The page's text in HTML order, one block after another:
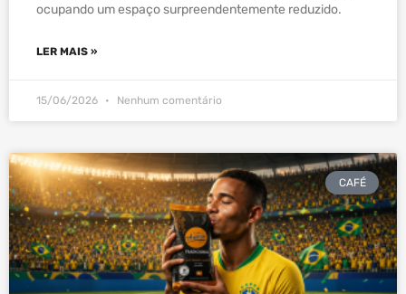
ocupando um espaço surpreendentemente reduzido.
LER MAIS »
15/06/2026 Nenhum comentário
CAFÉ